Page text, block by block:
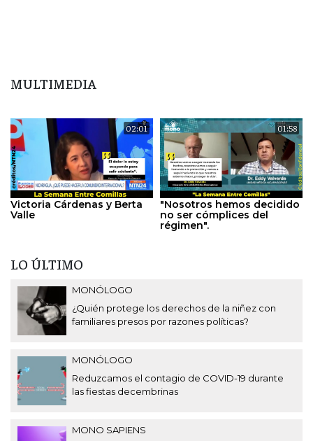
MULTIMEDIA
02:01
Victoria Cárdenas y Berta
Valle
01:58
"Nosotros hemos decidido
no ser cómplices del
régimen".
LO ÚLTIMO
MONÓLOGO
¿Quién protege los derechos de la niñez con
familiares presos por razones políticas?
MONÓLOGO
Reduzcamos el contagio de COVID-19 durante
las fiestas decembrinas
MONO SAPIENS